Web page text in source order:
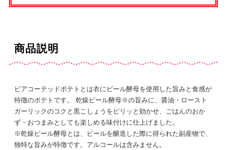
商品説明
ビアコーテッドポテトとは衣にビール酵母を使用した旨みと食感が
特徴のポテトです。 乾燥ビール酵母※の旨みに、醤油・ロースト
ガーリックのコクと黒こしょうをピリッと効かせ、ごはんのおか
ず・おつまみとしても楽しめる味付けに仕上げました。
※乾燥ビール酵母とは、ビールを醸造した際に得られた副産物で、
独特な旨みが特徴です。アルコールは含みません。